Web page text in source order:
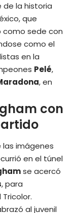
de la historia
que
como sede con
como el
en la
Pelé,
, en
con
las imágenes
en el túnel
se acercó
, para
al juvenil